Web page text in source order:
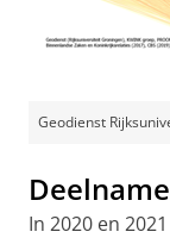
Geodienst
In 2020 en